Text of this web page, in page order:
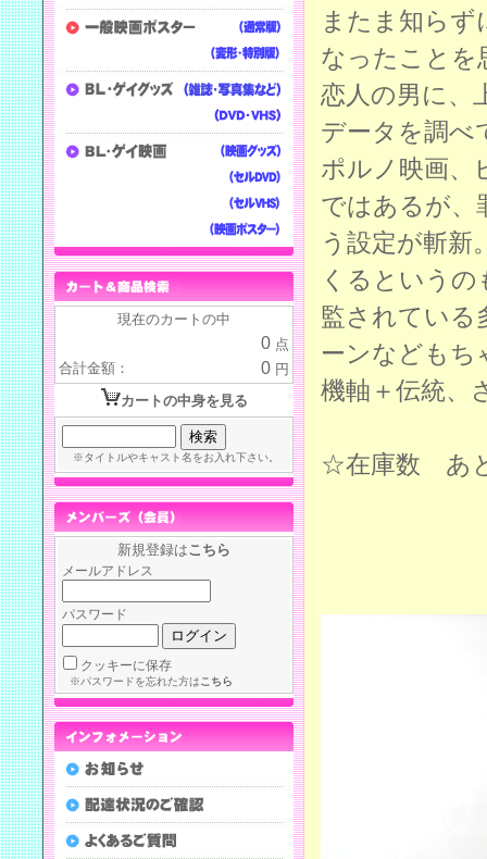
またま知らず
なったことを
恋人の男に、
データを調
ポルノ映画、
ではあるが、
う設定が斬新
くるという
監されている
ーンなどもち
機軸＋伝統、
☆在庫数 あ
現在のカートの中
0 点
合計金額：
0 円
カートの中身を見る
※タイトルやキャスト名をお入れ下さい。
新規登録はこちら
メールアドレス
パスワード
クッキーに保存
※パスワードを忘れた方はこちら